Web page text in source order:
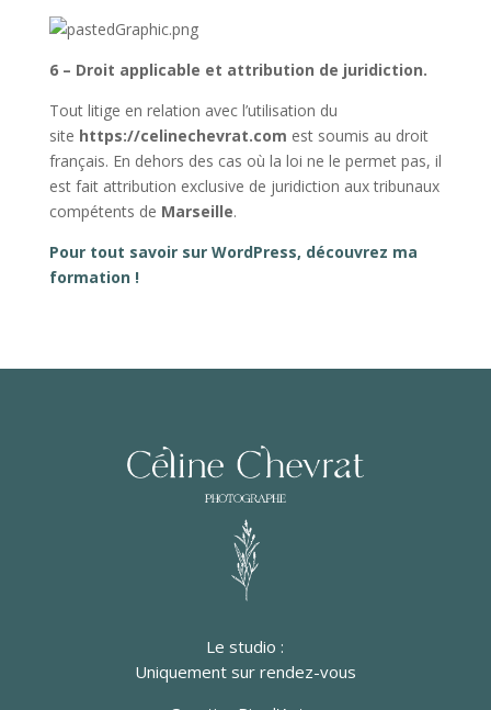
6 – Droit applicable et attribution de juridiction.
Tout litige en relation avec l’utilisation du
site https://celinechevrat.com est soumis au droit
français. En dehors des cas où la loi ne le permet pas, il
est fait attribution exclusive de juridiction aux tribunaux
compétents de Marseille.
Pour tout savoir sur WordPress, découvrez ma
formation !
Le studio :
Uniquement sur rendez-vous